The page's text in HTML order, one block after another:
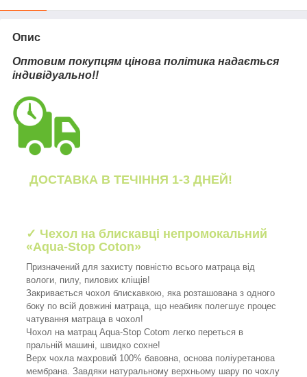
Опис
Оптовим покупцям цінова політика надається
індивідуально!!
ДОСТАВКА В ТЕЧІННЯ 1-3 ДНЕЙ!
✓ Чехол на блискавці непромокальний
«Aqua-Stop Coton»
Призначений для захисту повністю всього матраца від
вологи, пилу, пилових кліщів!
Закривається чохол блискавкою, яка розташована з одного
боку по всій довжині матраца, що неабияк полегшує процес
чатування матраца в чохол!
Чохол на матрац Aqua-Stop Cotom легко переться в
пральній машині, швидко сохне!
Верх чохла махровий 100% бавовна, основа поліуретанова
мембрана. Завдяки натуральному верхньому шару по чохлу